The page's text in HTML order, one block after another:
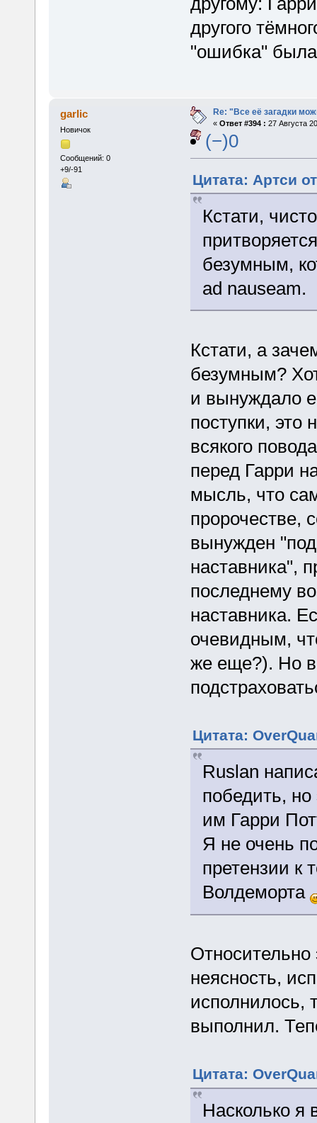
другого
"ошибка"
garlic
Новичок
Сообщений: 0
+9/-91
Re: "Все её загадки
« Ответ #394 : 27 Августа
(−)0
Цитата: Артси
Кстати,
безумным,
ad nauseam.
Кстати, а
безумным?
и вынуждало
поступки, это
всякого
перед Гарри
мысль, что
пророчестве,
вынужден
наставника",
последнему
наставника.
очевидным,
же еще?). Но
Цитата:
Ruslan
победить,
им Гарри
Я не очень
претензии к
Волдеморта
Относительно
неясность,
исполнилось,
выполнил.
Цитата:
Насколько я